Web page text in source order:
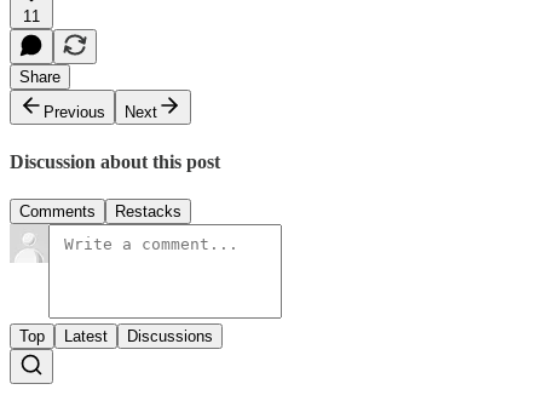
11
Share
Previous
Next
Discussion about this post
Comments Restacks
Top Latest Discussions